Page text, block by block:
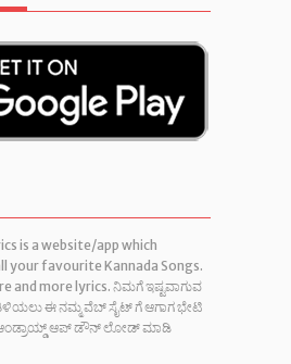
is a website/app which
your favourite Kannada Songs.
and more lyrics. ನಿಮಗೆ ಇಷ್ಟವಾಗುವ
ತಿಳಿಯಲು ಈ ನಮ್ಮ ವೆಬ್ ಸೈಟ್ ಗೆ ಆಗಾಗ ಭೇಟಿ
ಆಂಡ್ರಾಯ್ಡ್ ಆಪ್ ಡೌನ್ ಲೋಡ್ ಮಾಡಿ